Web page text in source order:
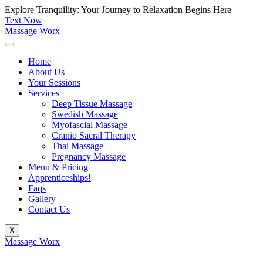
Skip
to
content
Explore Tranquility: Your Journey to Relaxation Begins Here
Text Now
Massage Worx
Home
About Us
Your Sessions
Services
Deep Tissue Massage
Swedish Massage
Myofascial Massage
Cranio Sacral Therapy
Thai Massage
Pregnancy Massage
Menu & Pricing
Apprenticeships!
Faqs
Gallery
Contact Us
X
Massage Worx